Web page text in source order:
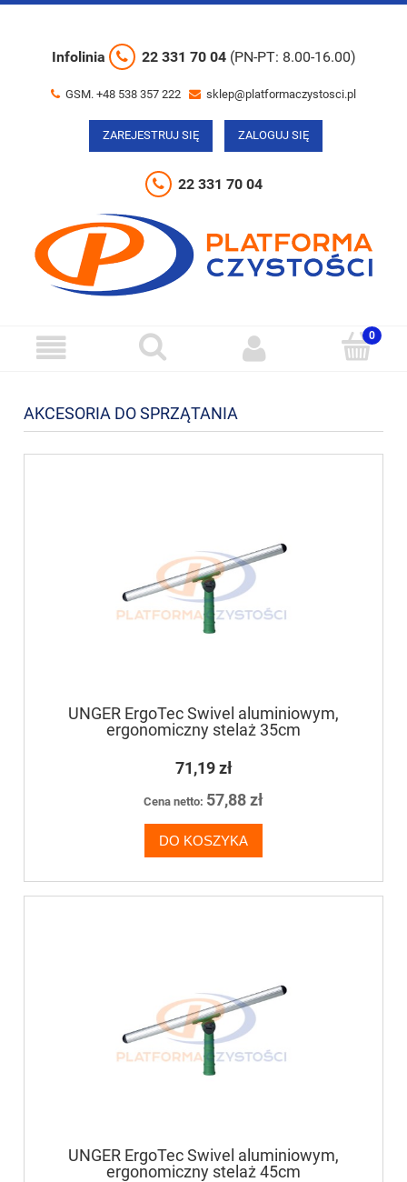
Infolinia 22 331 70 04 (PN-PT: 8.00-16.00)
GSM. +48 538 357 222 sklep@platformaczystosci.pl
ZAREJESTRUJ SIĘ ZALOGUJ SIĘ
22 331 70 04
AKCESORIA DO SPRZĄTANIA
UNGER ErgoTec Swivel aluminiowym,
ergonomiczny stelaż 35cm
71,19 zł
Cena netto: 57,88 zł
DO KOSZYKA
UNGER ErgoTec Swivel aluminiowym,
ergonomiczny stelaż 45cm